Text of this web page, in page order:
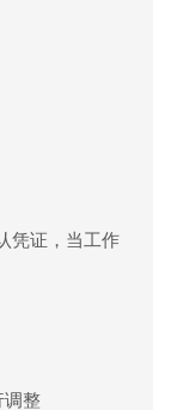
凭证，当工作
调整